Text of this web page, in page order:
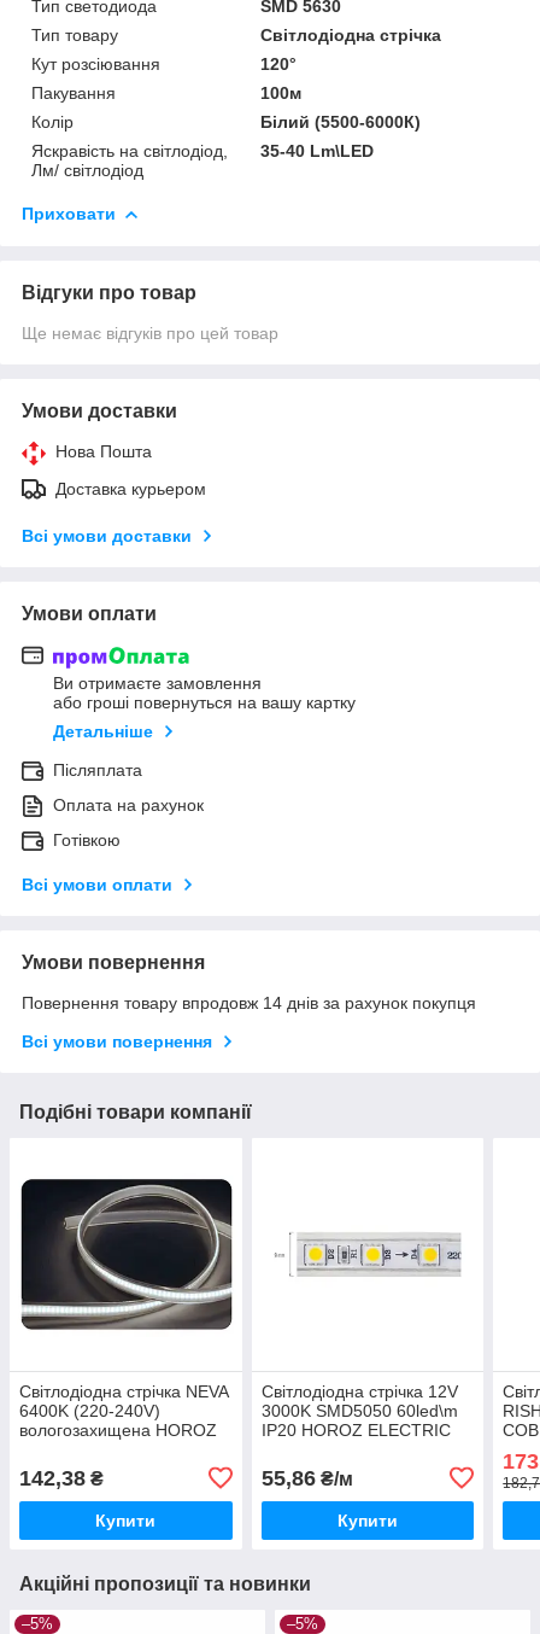
Тип светодиода
SMD 5630
Тип товару
Світлодіодна стрічка
Кут розсіювання
120°
Пакування
100м
Колір
Білий (5500-6000К)
Яскравість на світлодіод,
Лм/ світлодіод
35-40 Lm\LED
Приховати
Відгуки про товар
Ще немає відгуків про цей товар
Умови доставки
Нова Пошта
Доставка курьером
Всі умови доставки
Умови оплати
Ви отримаєте замовлення
або гроші повернуться на вашу картку
Детальніше
Післяплата
Оплата на рахунок
Готівкою
Всі умови оплати
Умови повернення
Повернення товару впродовж 14 днів за рахунок покупця
Всі умови повернення
Подібні товари компанії
Світлодіодна стрічка NEVA
6400K (220-240V)
вологозахищена HOROZ
030
142,38 ₴
Купити
Світлодіодна стрічка 12V
3000K SMD5050 60led\m
IP20 HOROZ ELECTRIC
011
55,86₴/м
Купити
Акційні пропозиції та новинки
–5% –5%